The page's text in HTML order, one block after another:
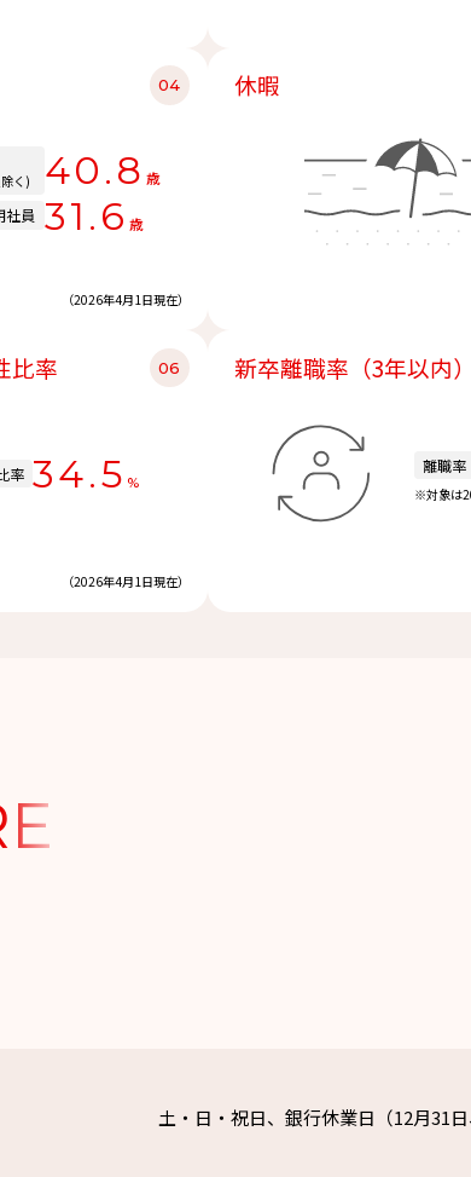
く) 40.8 歳
社員 31.6 歳
（2026年4月1日現在）
休暇
比率
率 34.5 %
（2026年4月1日現在）
新卒離職率（3年以内）
離職率
※対象は
土・日・祝日、銀行休業日（12月31日